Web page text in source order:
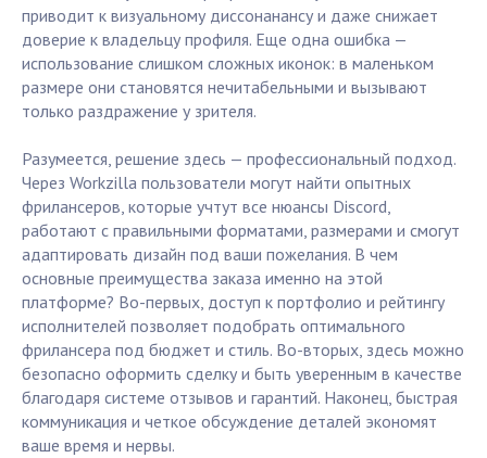
приводит к визуальному диссонанансу и даже снижает
доверие к владельцу профиля. Еще одна ошибка —
использование слишком сложных иконок: в маленьком
размере они становятся нечитабельными и вызывают
только раздражение у зрителя.
Разумеется, решение здесь — профессиональный подход.
Через Workzilla пользователи могут найти опытных
фрилансеров, которые учтут все нюансы Discord,
работают с правильными форматами, размерами и смогут
адаптировать дизайн под ваши пожелания. В чем
основные преимущества заказа именно на этой
платформе? Во-первых, доступ к портфолио и рейтингу
исполнителей позволяет подобрать оптимального
фрилансера под бюджет и стиль. Во-вторых, здесь можно
безопасно оформить сделку и быть уверенным в качестве
благодаря системе отзывов и гарантий. Наконец, быстрая
коммуникация и четкое обсуждение деталей экономят
ваше время и нервы.